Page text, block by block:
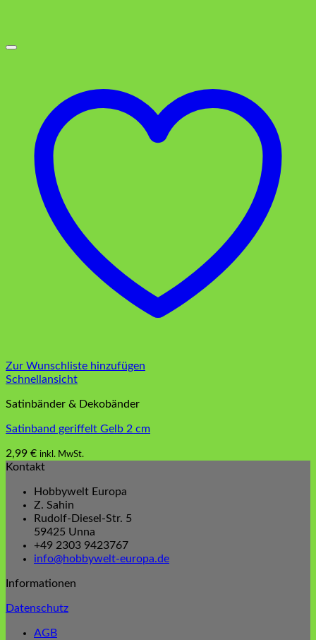
Zur Wunschliste hinzufügen
Schnellansicht
Satinbänder & Dekobänder
Satinband geriffelt Gelb 2 cm
2,99 € inkl. MwSt.
Kontakt
Hobbywelt Europa
Z. Sahin
Rudolf-Diesel-Str. 5
59425 Unna
+49 2303 9423767
info@hobbywelt-europa.de
Informationen
Datenschutz
AGB